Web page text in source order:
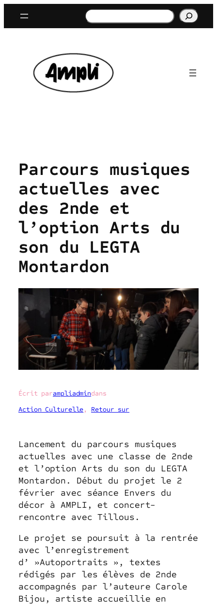
Rechercher
Parcours musiques
actuelles avec
des 2nde et
l’option Arts du
son du LEGTA
Montardon
Écrit parampliadmindans
Action Culturelle, Retour sur
Lancement du parcours musiques
actuelles avec une classe de 2nde
et l’option Arts du son du LEGTA
Montardon. Début du projet le 2
février avec séance Envers du
décor à AMPLI, et concert-
rencontre avec Tillous.
Le projet se poursuit à la rentrée
avec l’enregistrement
d’ »Autoportraits », textes
rédigés par les élèves de 2nde
accompagnés par l’auteure Carole
Bijou, artiste accueillie en